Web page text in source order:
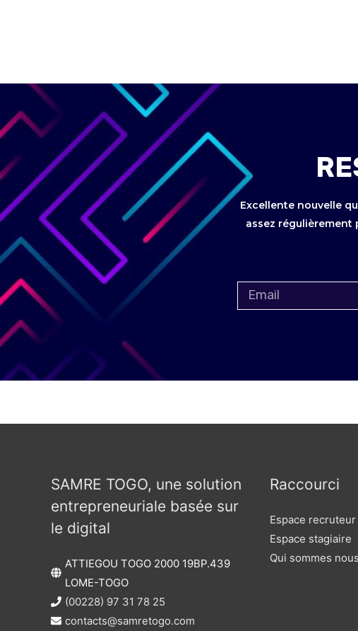
Excellente nouvelle
assez régulièrement
SAMRE TOGO, une solution
entrepreneuriale basée sur
le digital
ATTIEGOU TOGO 2000 19BP.439
LOME-TOGO
(00228) 97 31 78 25
contacts@samretogo.com
Raccourci
Espace recruteur
Espace stagiaire
Qui sommes